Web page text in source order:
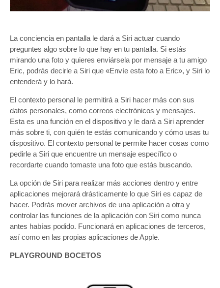
La conciencia en pantalla le dará a Siri actuar cuando
preguntes algo sobre lo que hay en tu pantalla. Si estás
mirando una foto y quieres enviársela por mensaje a tu amigo
Eric, podrás decirle a Siri que «Envíe esta foto a Eric», y Siri lo
entenderá y lo hará.
El contexto personal le permitirá a Siri hacer más con sus
datos personales, como correos electrónicos y mensajes.
Esta es una función en el dispositivo y le dará a Siri aprender
más sobre ti, con quién te estás comunicando y cómo usas tu
dispositivo. El contexto personal te permite hacer cosas como
pedirle a Siri que encuentre un mensaje específico o
recordarte cuando tomaste una foto que estás buscando.
La opción de Siri para realizar más acciones dentro y entre
aplicaciones mejorará drásticamente lo que Siri es capaz de
hacer. Podrás mover archivos de una aplicación a otra y
controlar las funciones de la aplicación con Siri como nunca
antes habías podido. Funcionará en aplicaciones de terceros,
así como en las propias aplicaciones de Apple.
PLAYGROUND BOCETOS